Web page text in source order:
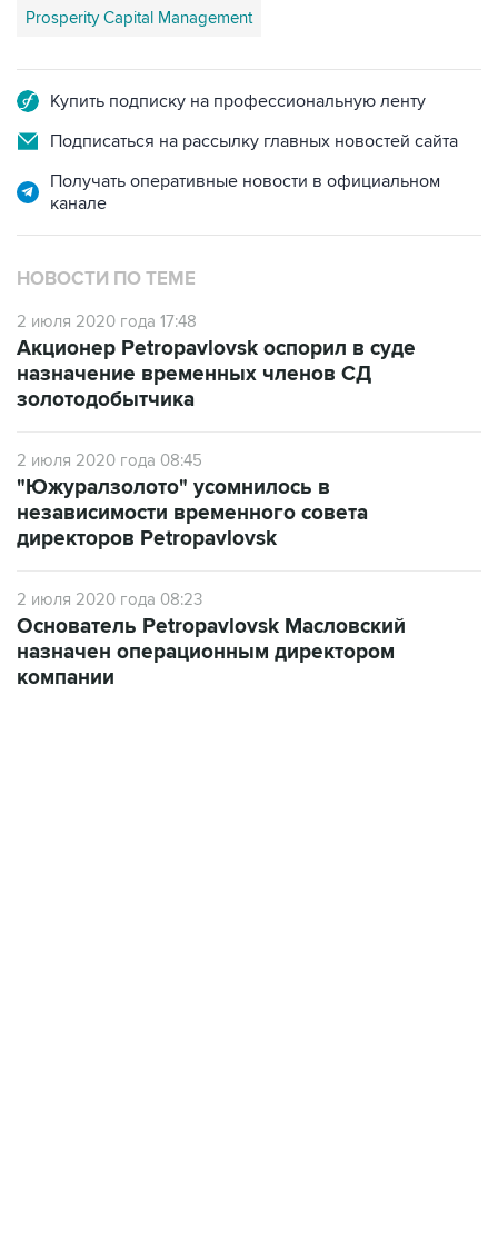
Prosperity Capital Management
Купить подписку на профессиональную ленту
Подписаться на рассылку главных новостей сайта
Получать оперативные новости в официальном
канале
НОВОСТИ ПО ТЕМЕ
2 июля 2020 года 17:48
Акционер Petropavlovsk оспорил в суде
назначение временных членов СД
золотодобытчика
2 июля 2020 года 08:45
"Южуралзолото" усомнилось в
независимости временного совета
директоров Petropavlovsk
2 июля 2020 года 08:23
Основатель Petropavlovsk Масловский
назначен операционным директором
компании